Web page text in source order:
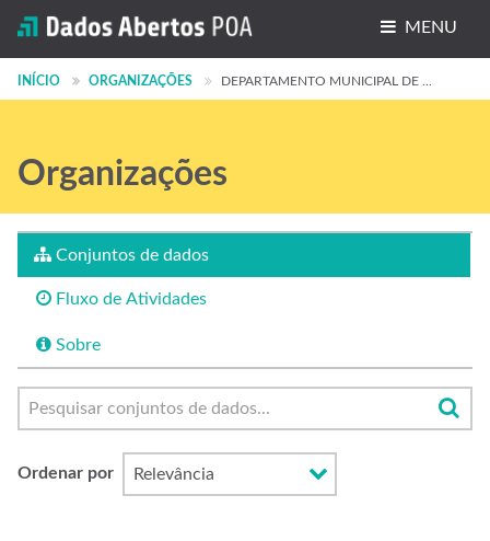
MENU
Conjuntos de dados
Grupos
INÍCIO ORGANIZAÇÕES DEPARTAMENTO MUNICIPAL DE ...
Organizações
Conjuntos de dados
Fluxo de Atividades
Sobre
Ordenar por